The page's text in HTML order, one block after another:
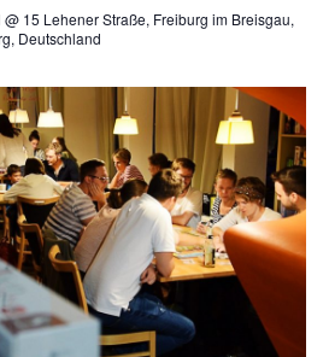
@ 15 Lehener Straße, Freiburg im Breisgau,
Deutschland